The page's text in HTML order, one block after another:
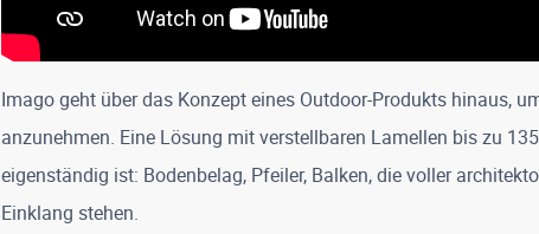
Imago geht über das Konzept eines Outdoor-Produkts hinaus,
anzunehmen. Eine Lösung mit verstellbaren Lamellen bis zu
eigenständig ist: Bodenbelag, Pfeiler, Balken, die voller
Einklang stehen.